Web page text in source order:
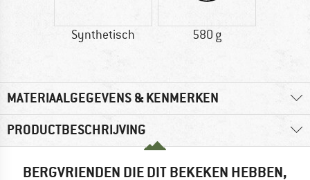
Synthetisch 580 g
MATERIAALGEGEVENS & KENMERKEN
PRODUCTBESCHRIJVING
BERGVRIENDEN DIE DIT BEKEKEN HEBBEN,